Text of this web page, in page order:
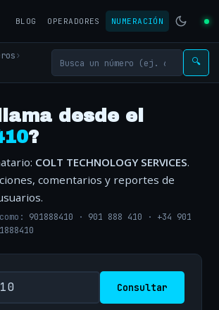
BLOG OPERADORES NUMERACIÓN
›
🔍
desde el
?
COLT TECHNOLOGY SERVICES.
comentarios y reportes de
901888410 · 901 888 410 · +34 901
Consultar